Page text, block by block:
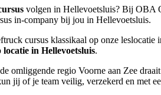
volgen in Hellevoetsluis? Bij OBA
in-company bij jou in Hellevoetsluis.
cursus klassikaal op onze
in Hellevoetsluis.
omliggende regio Voorne aan Zee
jij of je team veilig, verzekerd en met